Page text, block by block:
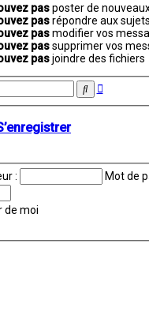
pasposter de
pasrépondre aux sujets
pasmodifier vos
passupprimer vos
pasjoindre des fichiers
Rechercher
Recherche
: Mot de
de moi